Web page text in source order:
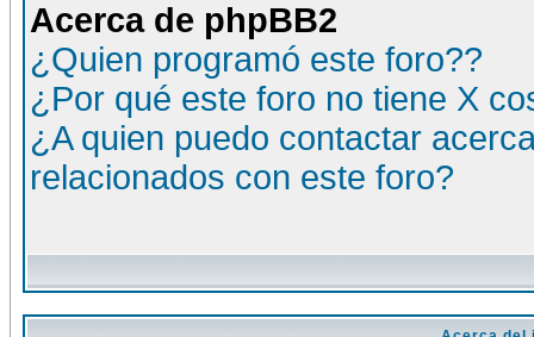
Acerca de phpBB2
¿Quien programó este foro??
¿Por qué este foro no tiene X
¿A quien puedo contactar
relacionados con este foro?